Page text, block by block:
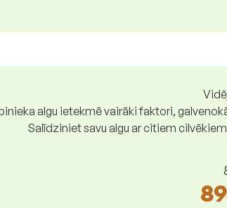
algu ietekmē vairāki faktori,
Salīdziniet savu algu ar citiem